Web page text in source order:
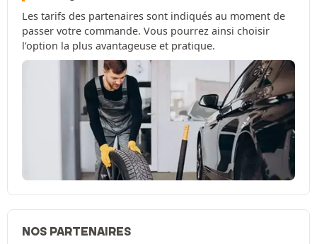
Les tarifs des partenaires sont indiqués au moment de
passer votre commande. Vous pourrez ainsi choisir
l’option la plus avantageuse et pratique.
NOS PARTENAIRES